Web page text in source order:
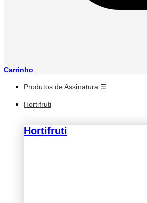
Carrinho
Produtos de Assinatura ☰
Hortifruti
Hortifruti